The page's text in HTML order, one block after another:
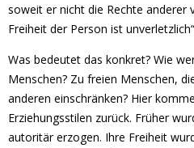
soweit er nicht die Rechte anderer
Freiheit der Person ist
Was bedeutet das konkret? Wie
Menschen? Zu freien Menschen,
anderen einschränken? Hier
Erziehungsstilen zurück. Früher
autoritär erzogen. Ihre Freiheit